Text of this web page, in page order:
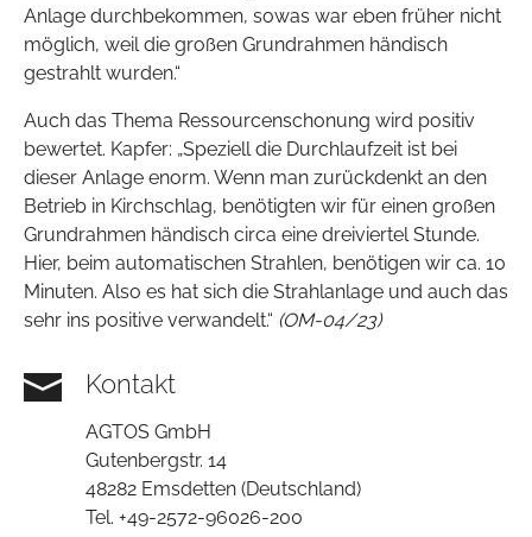
Anlage durchbekommen, sowas war eben früher nicht
möglich, weil die großen Grundrahmen händisch
gestrahlt wurden.“
Auch das Thema Ressourcenschonung wird positiv
bewertet. Kapfer: „Speziell die Durchlaufzeit ist bei
dieser Anlage enorm. Wenn man zurückdenkt an den
Betrieb in Kirchschlag, benötigten wir für einen großen
Grundrahmen händisch circa eine dreiviertel Stunde.
Hier, beim automatischen Strahlen, benötigen wir ca. 10
Minuten. Also es hat sich die Strahlanlage und auch das
sehr ins positive verwandelt.“ (OM-04/23)
Kontakt
AGTOS GmbH
Gutenbergstr. 14
48282 Emsdetten (Deutschland)
Tel. +49-2572-96026-200